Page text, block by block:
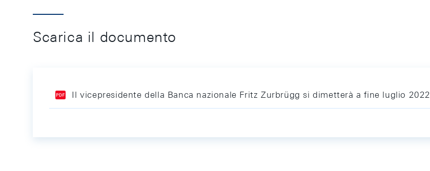
Scarica il documento
Il vicepresidente della Banca nazionale Fritz Zurbrügg si dimetterà a fine luglio 2022